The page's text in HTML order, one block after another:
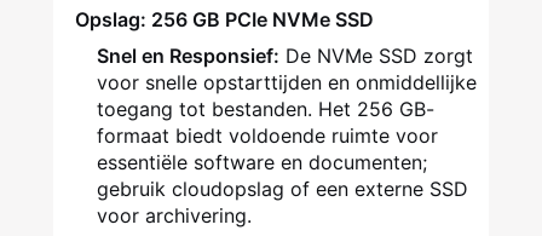
Opslag: 256 GB PCIe NVMe SSD
Snel en Responsief: De NVMe SSD zorgt
voor snelle opstarttijden en onmiddellijke
toegang tot bestanden. Het 256 GB-
formaat biedt voldoende ruimte voor
essentiële software en documenten;
gebruik cloudopslag of een externe SSD
voor archivering.